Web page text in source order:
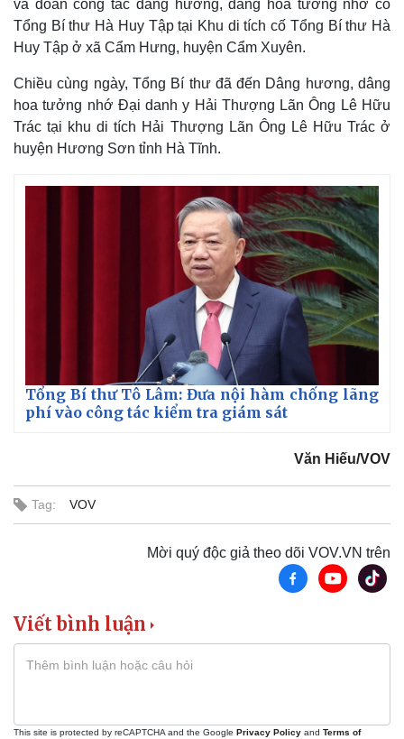
và đoàn công tác dâng hương, dâng hoa tưởng nhớ cố
Tổng Bí thư Hà Huy Tập tại Khu di tích cố Tổng Bí thư Hà
Huy Tập ở xã Cẩm Hưng, huyện Cẩm Xuyên.
Chiều cùng ngày, Tổng Bí thư đã đến Dâng hương, dâng
hoa tưởng nhớ Đại danh y Hải Thượng Lãn Ông Lê Hữu
Trác tại khu di tích Hải Thượng Lãn Ông Lê Hữu Trác ở
huyện Hương Sơn tỉnh Hà Tĩnh.
Tổng Bí thư Tô Lâm: Đưa nội hàm chống lãng
phí vào công tác kiểm tra giám sát
Văn Hiếu/VOV
Tag: VOV
Mời quý độc giả theo dõi VOV.VN trên
Viết bình luận
This site is protected by reCAPTCHA and the Google Privacy Policy and Terms of